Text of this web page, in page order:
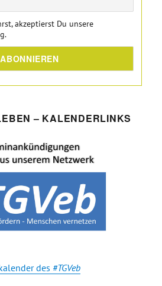
akzeptierst Du unsere
– KALENDERLINKS
des #TGVeb